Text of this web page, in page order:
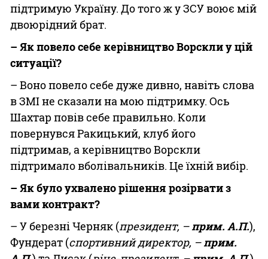
підтримую Україну. До того ж у ЗСУ воює мій
двоюрідний брат.
– Як повело себе керівництво Ворскли у цій
ситуації?
– Воно повело себе дуже дивно, навіть слова
в ЗМІ не сказали на мою підтримку. Ось
Шахтар повів себе правильно. Коли
повернувся Ракицький, клуб його
підтримав, а керівництво Ворскли
підтримало вболівальників. Це їхній вибір.
– Як було ухвалено рішення розірвати з
вами контракт?
– У березні Черняк (президент, –прим. А.П.),
Фундерат (спортивний директор, –прим.